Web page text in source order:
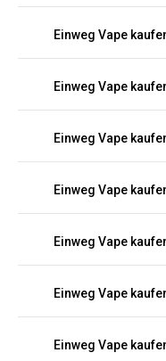
Einweg Vape
Einweg Vape
Einweg Vape
Einweg Vape
Einweg Vape
Einweg Vape
Einweg Vape